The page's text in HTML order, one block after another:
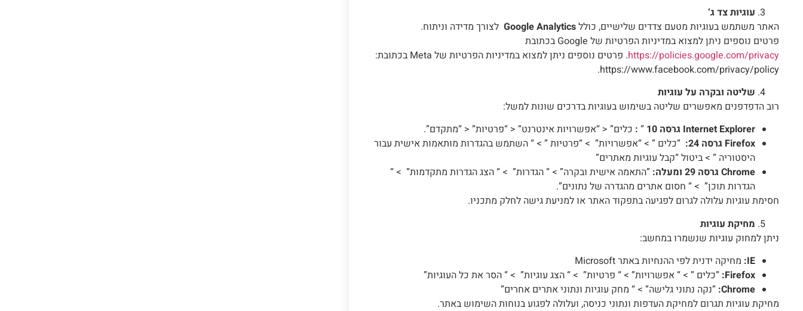
עוגיות צד ג’
האתר משתמש בעוגיות מטעם צדדים שלישיים, כוללGoogle Analytics לצורך מדידה וניתוח.
פרטים נוספים ניתן למצוא במדיניות הפרטיות של Google בכתובת
https://policies.google.com/privacy
. פרטים נוספים ניתן למצוא במדיניות הפרטיות של Meta בכתובת:
https://www.facebook.com/privacy/policy.
שליטה ובקרה על עוגיות
רוב הדפדפנים מאפשרים שליטה בשימוש בעוגיות בדרכים שונות למשל:
Internet Explorer גרסה 10 ”
: כלים” < “אפשרויות אינטרנט” < “פרטיות” < “מתקדם”.
Firefox גרסה 24:
”כלים ” > “אפשרויות” > “פרטיות ” > “ השתמש בהגדרות מותאמות אישית עבור
היסטוריה ” > ביטול “קבל עוגיות מאתרים”
Chromeגרסה 29 ומעלה:
”התאמה אישית ובקרה” > “ הגדרות” > “ הצג הגדרות מתקדמות” > “
הגדרות תוכן” > “ חסום אתרים מהגדרה של נתונים”.
חסימת עוגיות עלולה לגרום לפגיעה בתפקוד האתר או למניעת גישה לחלק מתכניו.
מחיקת עוגיות
ניתן למחוק עוגיות שנשמרו במחשב:
IE
: מחיקה ידנית לפי ההנחיות באתר Microsoft
Firefox
: ”כלים ” > “ אפשרויות” > “ פרטיות” > “ הצג עוגיות” > “ הסר את כל העוגיות”
Chrome
: ”נקה נתוני גלישה” > “ מחק עוגיות ונתוני אתרים אחרים”
מחיקת עוגיות תגרום למחיקת העדפות ונתוני כניסה, ועלולה לפגוע בנוחות השימוש באתר.